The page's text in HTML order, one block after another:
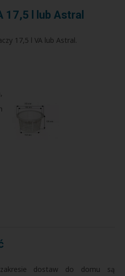
17,5 l lub Astral
17,5 l VA lub Astral.
dostaw do domu są